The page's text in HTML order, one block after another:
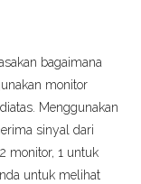
bagaimana
monitor
Menggunakan
sinyal dari
monitor, 1 untuk
untuk melihat